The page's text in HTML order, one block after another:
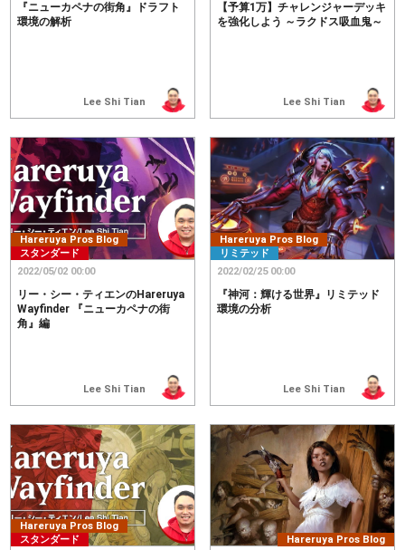
Lee Shi Tian
『ニューカペナの街角』ドラフト
環境の解析
Lee Shi Tian
【予算1万】チャレンジャーデッキ
を強化しよう ～ラクドス吸血鬼～
Hareruya Pros Blog
スタンダード
Lee Shi Tian
リー・シー・ティエンのHareruya
Wayfinder 『ニューカペナの街
角』編
2022/05/02 00:00
Hareruya Pros Blog
リミテッド
Lee Shi Tian
『神河：輝ける世界』リミテッド
環境の分析
2022/02/25 00:00
Hareruya Pros Blog
スタンダード
Hareruya Pros Blog